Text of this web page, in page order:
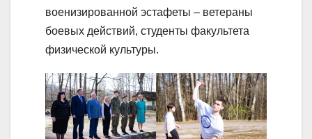
военизированной эстафеты – ветераны
боевых действий, студенты факультета
физической культуры.